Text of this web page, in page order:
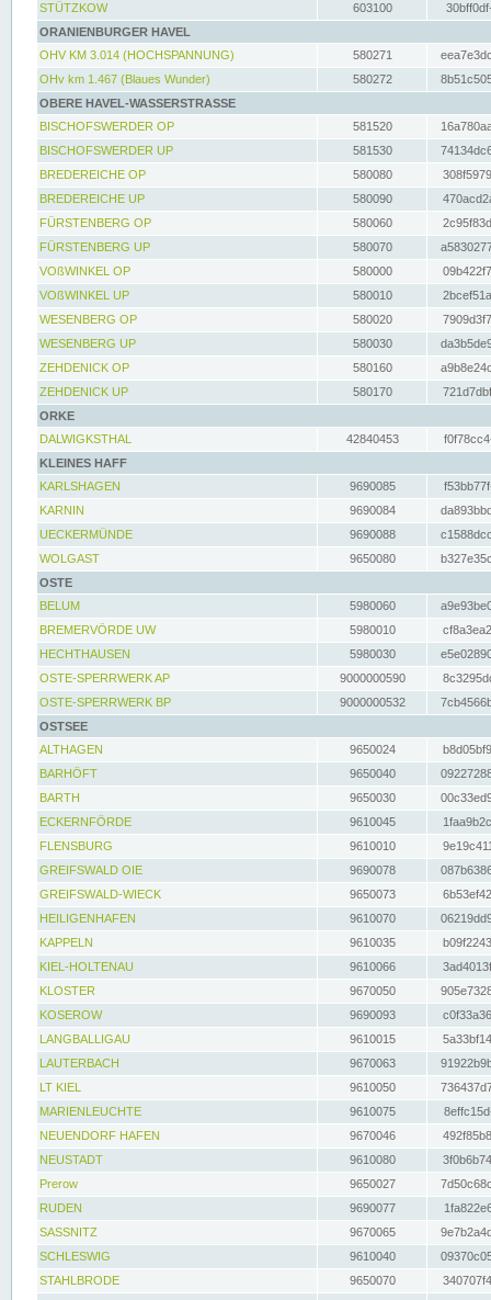
STÜTZKOW
603100
ORANIENBURGER HAVEL
OHV KM 3.014 (HOCHSPANNUNG)
580271
OHv km 1.467 (Blaues Wunder)
580272
OBERE HAVEL-WASSERSTRASSE
BISCHOFSWERDER OP
581520
BISCHOFSWERDER UP
581530
BREDEREICHE OP
580080
BREDEREICHE UP
580090
FÜRSTENBERG OP
580060
FÜRSTENBERG UP
580070
VOßWINKEL OP
580000
VOßWINKEL UP
580010
WESENBERG OP
580020
WESENBERG UP
580030
ZEHDENICK OP
580160
ZEHDENICK UP
580170
ORKE
DALWIGKSTHAL
42840453
KLEINES HAFF
KARLSHAGEN
9690085
KARNIN
9690084
UECKERMÜNDE
9690088
WOLGAST
9650080
OSTE
BELUM
5980060
BREMERVÖRDE UW
5980010
HECHTHAUSEN
5980030
OSTE-SPERRWERK AP
9000000590
OSTE-SPERRWERK BP
9000000532
OSTSEE
ALTHAGEN
9650024
BARHÖFT
9650040
BARTH
9650030
ECKERNFÖRDE
9610045
FLENSBURG
9610010
GREIFSWALD OIE
9690078
GREIFSWALD-WIECK
9650073
HEILIGENHAFEN
9610070
KAPPELN
9610035
KIEL-HOLTENAU
9610066
KLOSTER
9670050
KOSEROW
9690093
LANGBALLIGAU
9610015
LAUTERBACH
9670063
LT KIEL
9610050
MARIENLEUCHTE
9610075
NEUENDORF HAFEN
9670046
NEUSTADT
9610080
Prerow
9650027
RUDEN
9690077
SASSNITZ
9670065
SCHLESWIG
9610040
STAHLBRODE
9650070